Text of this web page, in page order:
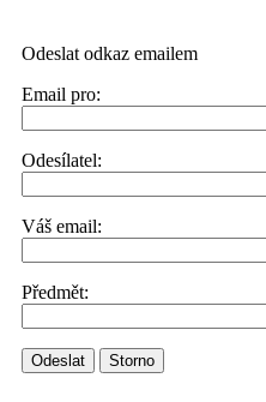
Odeslat odkaz emailem
Email pro:
Odesílatel:
Váš email:
Předmět:
Odeslat Storno